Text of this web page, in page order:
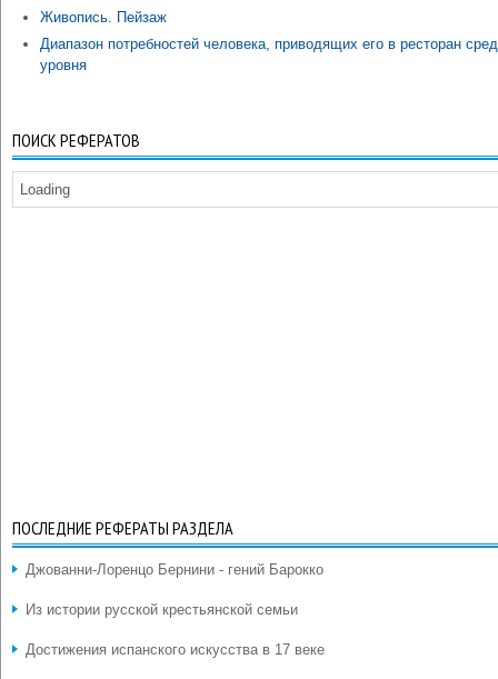
Живопись. Пейзаж
Диапазон потребностей человека, приводящих его в ресторан
уровня
ПОИСК РЕФЕРАТОВ
Loading
ПОСЛЕДНИЕ РЕФЕРАТЫ РАЗДЕЛА
Джованни-Лоренцо Бернини - гений Барокко
Из истории русской крестьянской семьи
Достижения испанского искусства в 17 веке